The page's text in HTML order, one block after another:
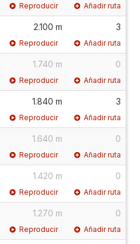
Reproducir Añadir ruta
2.100 m 3
Reproducir Añadir ruta
1.740 m 0
Reproducir Añadir ruta
1.840 m 3
Reproducir Añadir ruta
1.640 m 0
Reproducir Añadir ruta
1.420 m 0
Reproducir Añadir ruta
1.270 m 0
Reproducir Añadir ruta